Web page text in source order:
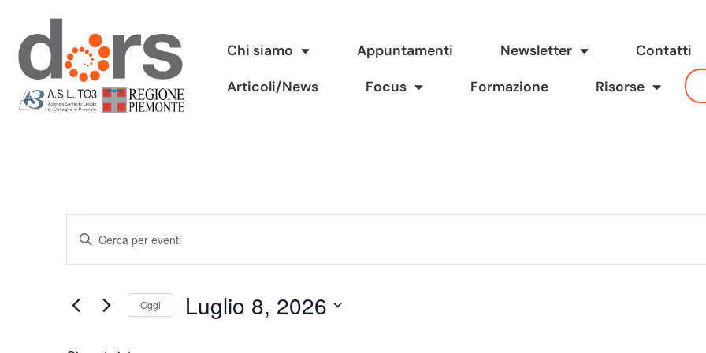
Vai
al
contenuto
Chi siamo Appuntamenti Newsletter Contatti
Articoli/News Focus Formazione Risorse
Eventi
Ricerca
viste
Inserisci
Cerca
Oggi Luglio 8, 2026